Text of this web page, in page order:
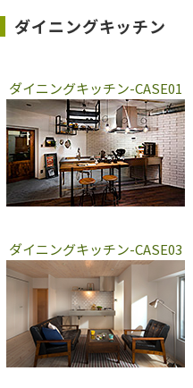
ダイニングキッチン
ダイニングキッチン-CASE01
ダイニングキッチン-CASE03